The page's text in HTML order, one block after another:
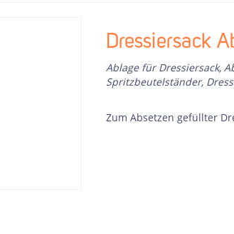
Dressiersack
Ablage für Dressiersack,
Spritzbeutelständer,
Zum Absetzen gefüllter